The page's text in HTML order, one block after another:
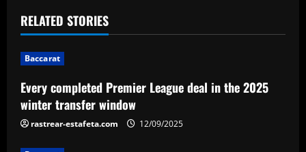
t
n
a
v
i
RELATED STORIES
Baccarat
Every completed Premier League deal in the 2025
winter transfer window
rastrear-estafeta.com 12/09/2025